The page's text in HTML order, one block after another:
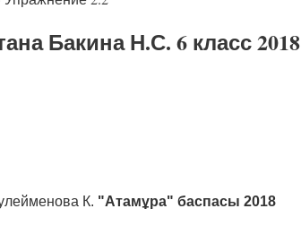
Бакина Н.С. 6 класс 2018
К. "Атамұра" баспасы 2018